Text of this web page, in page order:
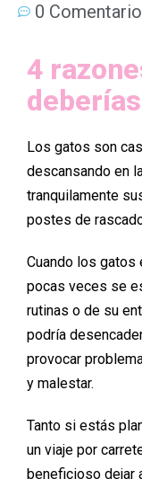
0
4
Los gatos son
descansando en
tranquilamente
postes de
Cuando los gatos
pocas veces se
rutinas o de su
podría
provocar
y malestar.
Tanto si estás
un viaje por
beneficioso dejar